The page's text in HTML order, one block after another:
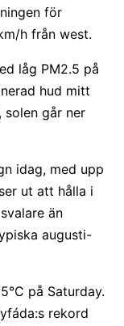
för
h från west.
låg PM2.5 på
hud mitt
solen går ner
idag, med upp
ut att hålla i
än
augusti-
på Saturday.
rekord